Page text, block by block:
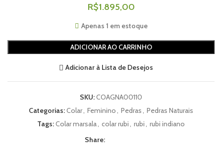
R$1.895,00
Apenas 1 em estoque
ADICIONAR AO CARRINHO
Adicionar à Lista de Desejos
SKU:COAGNA00110
Categorias:Colar, Feminino, Pedras, Pedras Naturais
Tags:Colar marsala, colar rubi, rubi, rubi indiano
Share: